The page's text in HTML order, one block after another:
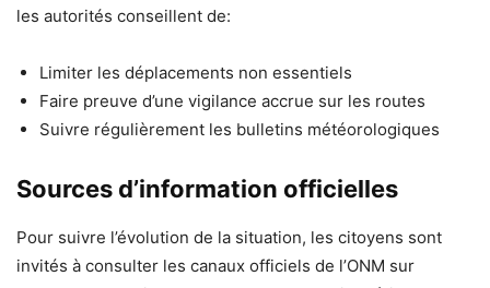
les autorités conseillent de:
Limiter les déplacements non essentiels
Faire preuve d’une vigilance accrue sur les routes
Suivre régulièrement les bulletins météorologiques
Sources d’information officielles
Pour suivre l’évolution de la situation, les citoyens sont
invités à consulter les canaux officiels de l’ONM sur